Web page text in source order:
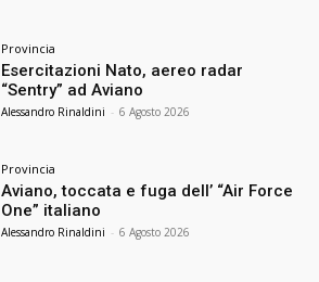
Provincia
Esercitazioni Nato, aereo radar
“Sentry” ad Aviano
Alessandro Rinaldini - 6 Agosto 2026
Provincia
Aviano, toccata e fuga dell’ “Air Force
One” italiano
Alessandro Rinaldini - 6 Agosto 2026